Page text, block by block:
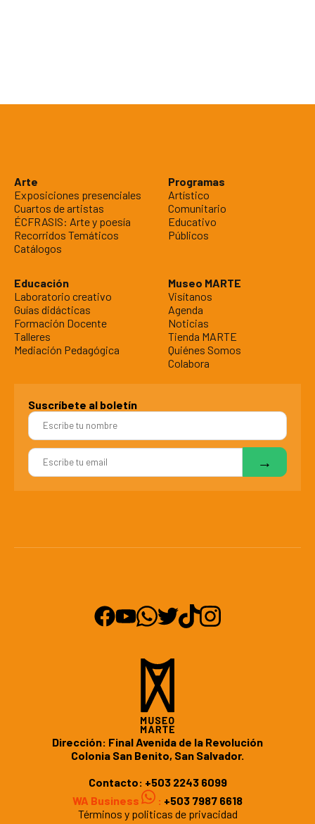
Arte
Exposiciones presenciales
Cuartos de artistas
ÉCFRASIS: Arte y poesía
Recorridos Temáticos
Catálogos
Programas
Artístico
Comunitario
Educativo
Públicos
Educación
Laboratorio creativo
Guías didácticas
Formación Docente
Talleres
Mediación Pedagógica
Museo MARTE
Visítanos
Agenda
Noticias
Tienda MARTE
Quiénes Somos
Colabora
Suscríbete al boletín
Dirección: Final Avenida de la Revolución
Colonia San Benito, San Salvador.
Contacto: +503 2243 6099
WA Business
: +503 7987 6618
Términos y politicas de privacidad